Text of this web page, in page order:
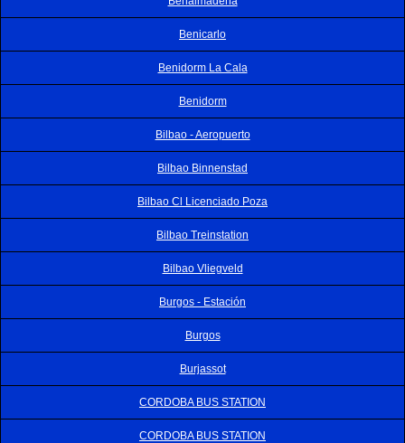
Benicarlo
Benidorm La Cala
Benidorm
Bilbao - Aeropuerto
Bilbao Binnenstad
Bilbao Cl Licenciado Poza
Bilbao Treinstation
Bilbao Vliegveld
Burgos - Estación
Burgos
Burjassot
CORDOBA BUS STATION
CORDOBA BUS STATION